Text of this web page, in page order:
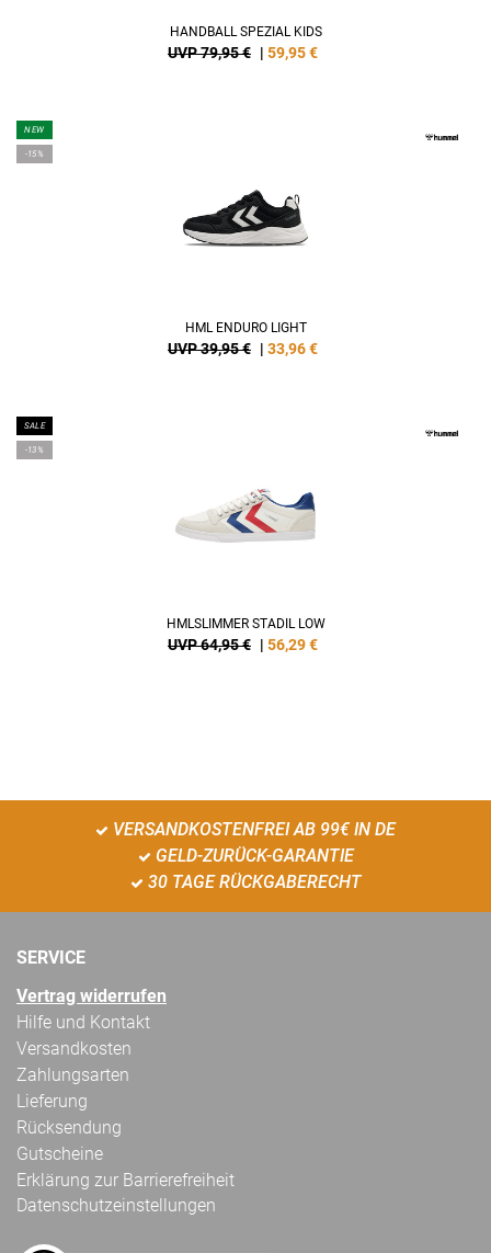
HANDBALL SPEZIAL KIDS
UVP 79,95 € | 59,95€
NEW
-15%
HML ENDURO LIGHT
UVP 39,95 € | 33,96€
SALE
-13%
HMLSLIMMER STADIL LOW
UVP 64,95 € | 56,29€
VERSANDKOSTENFREI AB 99€ IN DE
GELD-ZURÜCK-GARANTIE
30 TAGE RÜCKGABERECHT
SERVICE
Vertrag widerrufen
Hilfe und Kontakt
Versandkosten
Zahlungsarten
Lieferung
Rücksendung
Gutscheine
Erklärung zur Barrierefreiheit
Datenschutzeinstellungen